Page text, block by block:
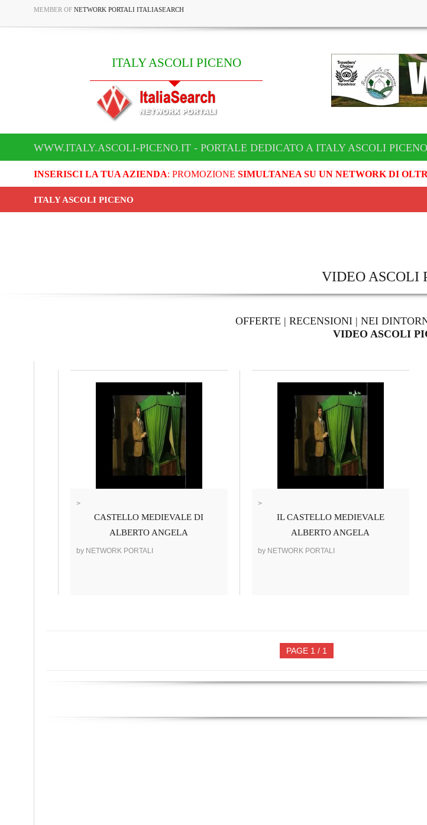
MEMBER OF NETWORK PORTALI ITALIASEARCH
ITALY ASCOLI PICENO
WWW.ITALY.ASCOLI-PICENO.IT - PORTALE DEDICATO A ITALY ASCOLI PICENO
INSERISCI LA TUA AZIENDA: PROMOZIONE SIMULTANEA SU UN NETWORK DI
ITALY ASCOLI PICENO
VIDEO ASCOLI
OFFERTE | RECENSIONI | NEI
VIDEO ASCOLI
>
CASTELLO MEDIEVALE DI
ALBERTO ANGELA
by NETWORK PORTALI
>
IL CASTELLO MEDIEVALE
ALBERTO ANGELA
by NETWORK PORTALI
PAGE 1 / 1